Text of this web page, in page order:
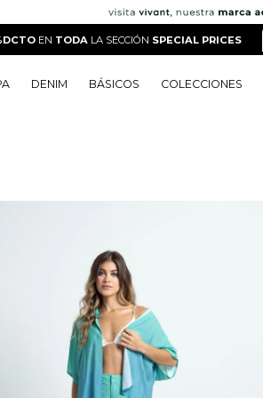
EN TODA LA SECCIÓN SPECIAL PRICES
DENIM BÁSICOS COLECCIONES